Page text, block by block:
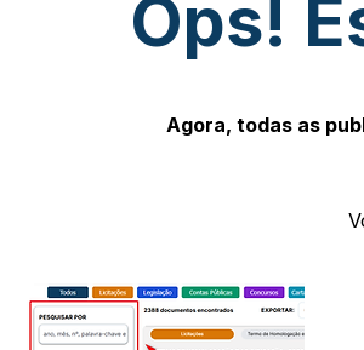
Ops!
Agora, todas as